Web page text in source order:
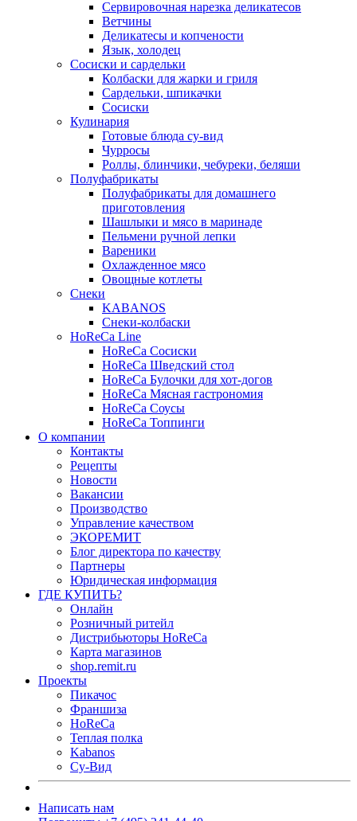
Сервировочная нарезка деликатесов
Ветчины
Деликатесы и копчености
Язык, холодец
Сосиски и сардельки
Колбаски для жарки и гриля
Сардельки, шпикачки
Сосиски
Кулинария
Готовые блюда су-вид
Чурросы
Роллы, блинчики, чебуреки, беляши
Полуфабрикаты
Полуфабрикаты для домашнего
приготовления
Шашлыки и мясо в маринаде
Пельмени ручной лепки
Вареники
Охлажденное мясо
Овощные котлеты
Снеки
KABANOS
Снеки-колбаски
HoReCa Line
HoReCa Сосиски
HoReCa Шведский стол
HoReCa Булочки для хот-догов
HoReCa Мясная гастрономия
HoReCa Соусы
HoReCa Топпинги
О компании
Контакты
Рецепты
Новости
Вакансии
Производство
Управление качеством
ЭКОРЕМИТ
Блог директора по качеству
Партнеры
Юридическая информация
ГДЕ КУПИТЬ?
Онлайн
Розничный ритейл
Дистрибьюторы HoReCa
Карта магазинов
shop.remit.ru
Проекты
Пикачос
Франшиза
HoReCa
Теплая полка
Kabanos
Су-Вид
Написать нам